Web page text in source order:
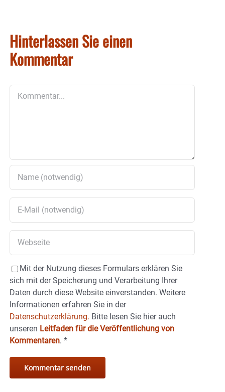
Hinterlassen Sie einen
Kommentar
Mit der Nutzung dieses Formulars erklären Sie
sich mit der Speicherung und Verarbeitung Ihrer
Daten durch diese Website einverstanden. Weitere
Informationen erfahren Sie in der
Datenschutzerklärung. Bitte lesen Sie hier auch
unseren Leitfaden für die Veröffentlichung von
Kommentaren. *